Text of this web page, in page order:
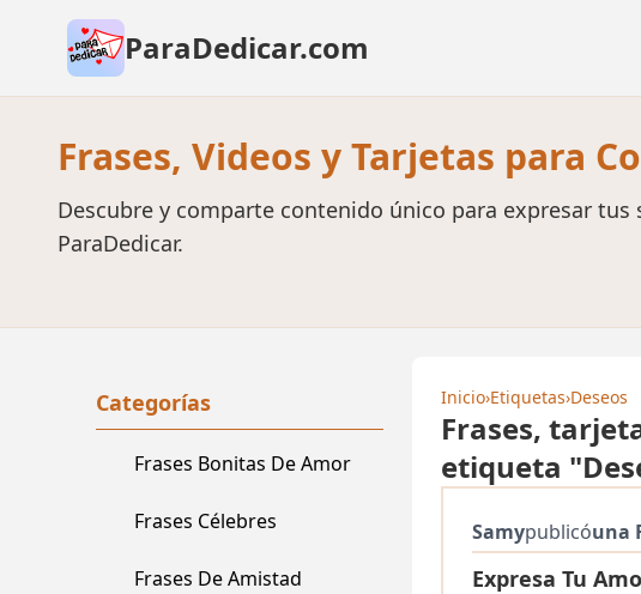
ParaDedicar.com
Frases, Videos y Tarjetas para
Descubre y comparte contenido único para expresar
ParaDedicar.
Categorías
Frases Bonitas De Amor
Frases Célebres
Frases De Amistad
Inicio›Etiquetas›Deseos
Frases,
etiqueta
Samypublicóuna
Expresa Tu